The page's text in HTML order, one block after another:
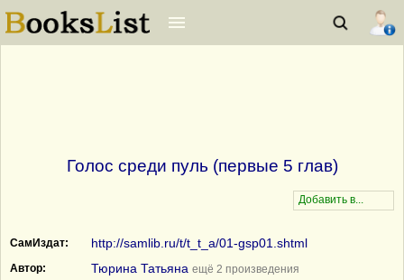
Голос среди пуль (первые 5 глав)
СамИздат: http://samlib.ru/t/t_t_a/01-gsp01.shtml
Автор: Тюрина Татьяна ещё 2 произведения